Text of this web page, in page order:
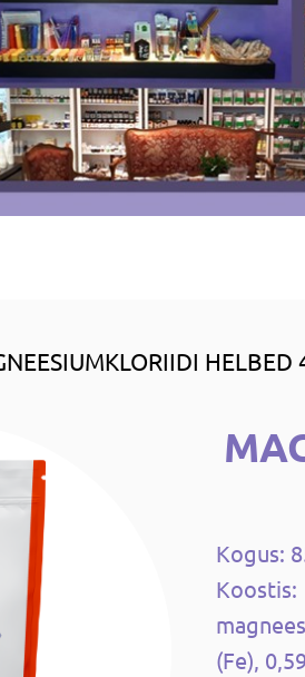
HELBED
Kogus:
Koostis:
(Fe),